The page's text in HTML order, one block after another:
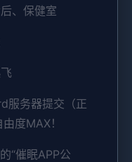
、保健室
服务器提交（正
度MAX！
“催眠APP公